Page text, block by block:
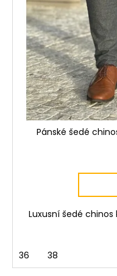
Pánské šedé
Luxusní šedé
36 38